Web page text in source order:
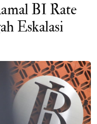
BI Rate
Eskalasi